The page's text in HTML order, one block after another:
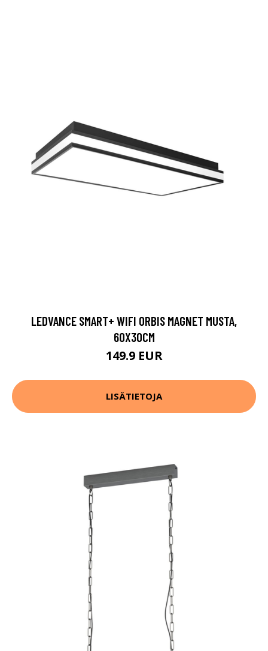
LEDVANCE SMART+ WIFI ORBIS MAGNET MUSTA,
60X30CM
149.9 EUR
LISÄTIETOJA